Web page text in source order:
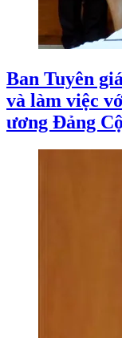
Ban Tuyên
và làm việc
ương Đảng